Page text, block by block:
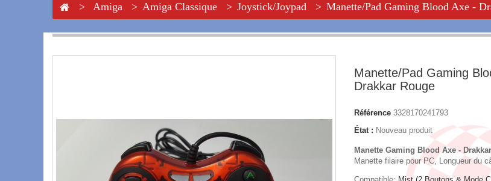
> Amiga > Amiga Classique > Joystick/Joypad > Manette/Pad Gaming Blood Axe -
Manette/Pad Gaming
Drakkar Rouge
Référence 3328170241793
État : Nouveau produit
Manette Gaming Blood Axe -
Manette filaire pour PC, Longueur du